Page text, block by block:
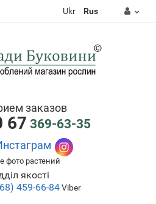
Ukr Rus
заказов
67 369-63-35
фото растений
якості
459-66-84Viber